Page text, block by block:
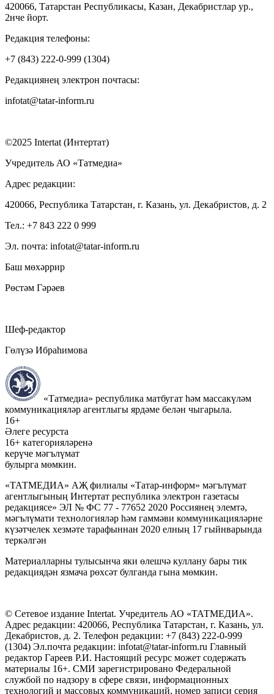
420066, Татарстан Республикасы, Казан, Декабристлар ур.,
2нче йорт.
Редакция телефоны:
+7 (843) 222-0-999 (1304)
Редакциянең электрон почтасы:
infotat@tatar-inform.ru
©2025 Intertat (Интертат)
Учредитель АО «Татмедиа»
Адрес редакции:
420066, Республика Татарстан, г. Казань, ул. Декабристов, д. 2
Тел.: +7 843 222 0 999
Эл. почта: infotat@tatar-inform.ru
Баш мөхәррир
Рөстәм Гәрәев
Шеф-редактор
Гөлүзә Ибраһимова
«Татмедиа» республика матбугат һәм массакүләм
коммуникацияләр агентлыгы ярдәме белән чыгарыла.
16+
Әлеге ресурста
16+ категорияләренә
керүче мәгълүмат
булырга мөмкин.
«ТАТМЕДИА» АҖ филиалы «Татар-информ» мәгълүмат
агентлыгының Интертат республика электрон газетасы
редакциясе» ЭЛ № ФС 77 - 77652 2020 Россиянең элемтә,
мәгълүмати технологияләр һәм гаммәви коммуникацияләрне
күзәтчелек хезмәте тарафыннан 2020 елның 17 гыйнварында
теркәлгән
Материалларны тулысынча яки өлешчә куллану бары тик
редакциядән язмача рөхсәт булганда гына мөмкин.
© Сетевое издание Intertat. Учредитель АО «ТАТМЕДИА».
Адрес редакции: 420066, Республика Татарстан, г. Казань, ул.
Декабристов, д. 2. Телефон редакции: +7 (843) 222-0-999
(1304) Эл.почта редакции: infotat@tatar-inform.ru Главный
редактор Гареев Р.И. Настоящий ресурс может содержать
материалы 16+. СМИ зарегистрировано Федеральной
службой по надзору в сфере связи, информационных
технологий и массовых коммуникаций, номер записи серия